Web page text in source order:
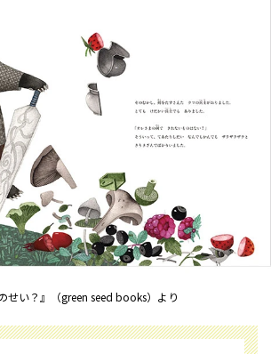
せい？』（green seed books）より